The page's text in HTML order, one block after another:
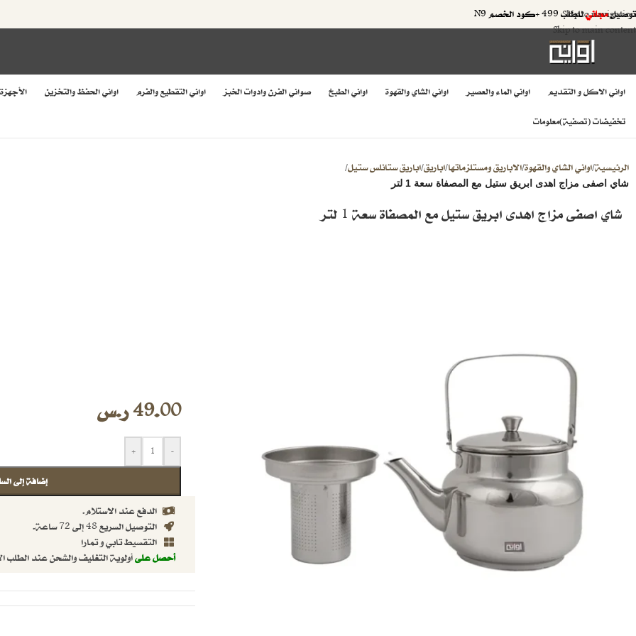
Skip to navigation
Skip to main content
توصيلمجانيللطلب 499 +كود الخصم N9
اواني الاكل و التقديم اواني الماء والعصير اواني الشاي والقهوة اواني الطبخ صواني الفرن وادوات الخبز اواني التقطيع والفرم اواني الحفظ والتخزين
تخفيضات (تصفية)معلومات
الرئيسية/اواني الشاي والقهوة/الاباريق ومستلزماتها/اباريق/اباريق ستانلس ستيل/
شاي اصفى مزاج اهدى ابريق ستيل مع المصفاة سعة 1 لتر
شاي اصفى مزاج اهدى ابريق ستيل مع المصفاة سعة 1 لتر
49.00ر.س
-
+
إضافة إلى
الدفع عند الاستلام.
التوصيل السريع 48 إلى 72 ساعة.
التقسيط تابي و تمارا
أحصل علىأولوية التغليف والشحن عند الطلب